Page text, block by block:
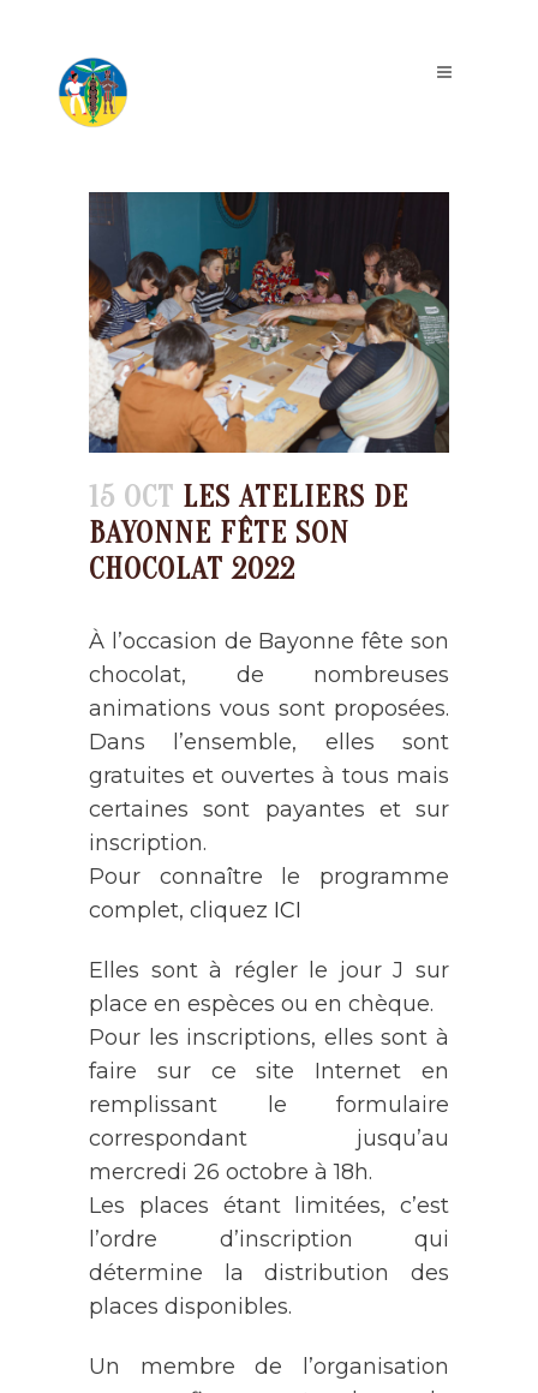
15 OCT LES ATELIERS DE
BAYONNE FÊTE SON
CHOCOLAT 2022
À l’occasion de Bayonne fête son
chocolat, de nombreuses
animations vous sont proposées.
Dans l’ensemble, elles sont
gratuites et ouvertes à tous mais
certaines sont payantes et sur
inscription.
Pour connaître le programme
complet, cliquez ICI
Elles sont à régler le jour J sur
place en espèces ou en chèque.
Pour les inscriptions, elles sont à
faire sur ce site Internet en
remplissant le formulaire
correspondant jusqu’au
mercredi 26 octobre à 18h.
Les places étant limitées, c’est
l’ordre d’inscription qui
détermine la distribution des
places disponibles.
Un membre de l’organisation